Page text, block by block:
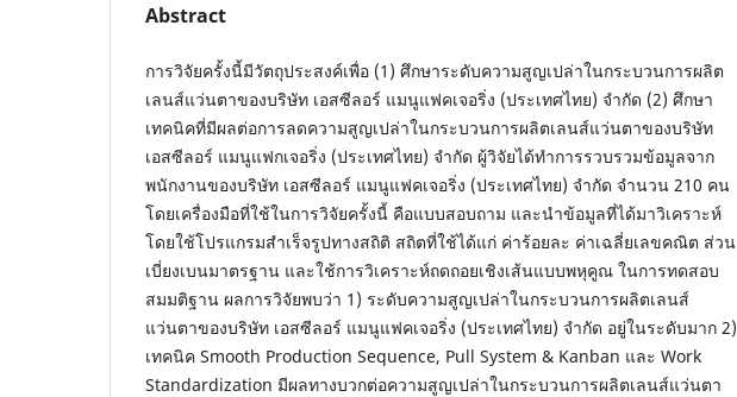
Abstract
การวิจัยครั้งนี้มีวัตถุประสงค์เพื่อ (1) ศึกษาระดับความสูญเปล่าในกระบวนการผลิต
เลนส์แว่นตาของบริษัท เอสซีลอร์ แมนูแฟคเจอริ่ง (ประเทศไทย) จำกัด (2) ศึกษา
เทคนิคที่มีผลต่อการลดความสูญเปล่าในกระบวนการผลิตเลนส์แว่นตาของบริษัท
เอสซีลอร์ แมนูแฟกเจอริ่ง (ประเทศไทย) จำกัด ผู้วิจัยได้ทำการรวบรวมข้อมูลจาก
พนักงานของบริษัท เอสซีลอร์ แมนูแฟคเจอริ่ง (ประเทศไทย) จำกัด จำนวน 210 คน
โดยเครื่องมือที่ใช้ในการวิจัยครั้งนี้ คือแบบสอบถาม และนำข้อมูลที่ได้มาวิเคราะห์
โดยใช้โปรแกรมสำเร็จรูปทางสถิติ สถิตที่ใช้ได้แก่ ค่าร้อยละ ค่าเฉลี่ยเลขคณิต ส่วน
เบี่ยงเบนมาตรฐาน และใช้การวิเคราะห์ถดถอยเชิงเส้นแบบพหุคูณ ในการทดสอบ
สมมติฐาน ผลการวิจัยพบว่า 1) ระดับความสูญเปล่าในกระบวนการผลิตเลนส์
แว่นตาของบริษัท เอสซีลอร์ แมนูแฟคเจอริ่ง (ประเทศไทย) จำกัด อยู่ในระดับมาก 2)
เทคนิค Smooth Production Sequence, Pull System & Kanban และ Work
Standardization มีผลทางบวกต่อความสูญเปล่าในกระบวนการผลิตเลนส์แว่นตา